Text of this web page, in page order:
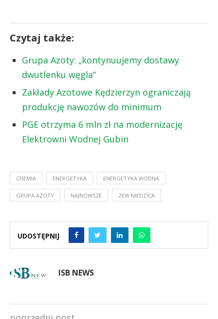
Czytaj także:
Grupa Azoty: „kontynuujemy dostawy
dwutlenku węgla”
Zakłady Azotowe Kędzierzyn ograniczają
produkcję nawozów do minimum
PGE otrzyma 6 mln zł na modernizację
Elektrowni Wodnej Gubin
CHEMIA ENERGETYKA ENERGETYKA WODNA
GRUPA AZOTY NAJNOWSZE ZEW NIEDZICA
UDOSTĘPNIJ
ISB NEWS